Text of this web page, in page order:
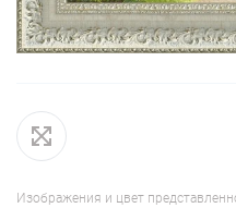
Изображения и цвет